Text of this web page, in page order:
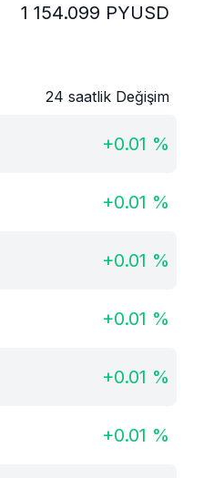
1 154.099 PYUSD
24 saatlik Değişim
+0.01 %
+0.01 %
+0.01 %
+0.01 %
+0.01 %
+0.01 %